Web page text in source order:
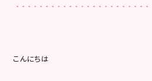
こんにちは